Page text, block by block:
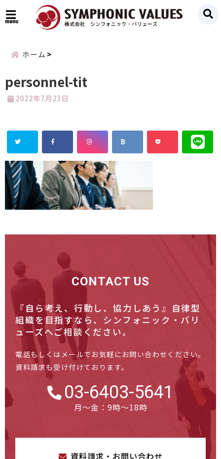
menu
ホーム
personnel-tit
2022年7月23日
CONTACT US
『自ら考え、行動し、協力しあう』自律型
組織を目指すなら、 シンフォニック・バリ
ューズへご相談ください。
電話もしくはメールでお気軽にお問い合わせください。
資料請求も受け付けております。
03-6403-5641
月～金：9時～18時
資料請求・お問い合わせ